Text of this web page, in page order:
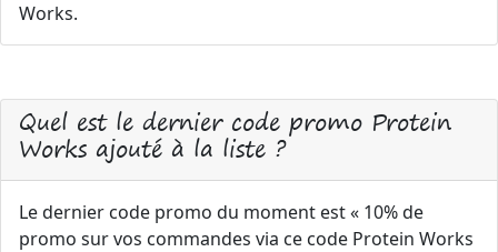
Works.
Quel est le dernier code promo Protein
Works ajouté à la liste ?
Le dernier code promo du moment est « 10% de
promo sur vos commandes via ce code Protein Works